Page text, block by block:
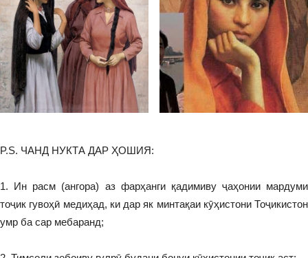
P.S. ЧАНД НУКТА ДАР ҲОШИЯ:
1. Ин расм (ангора) аз фарҳанги қадимиву ҷаҳонии мардуми
тоҷик гувоҳӣ медиҳад, ки дар як минтақаи кӯҳистони Тоҷикистон
умр ба сар мебаранд;